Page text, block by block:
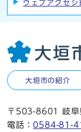
ウェブアクセシ
大垣市の紹介
〒503-8601 岐阜
電話：0584-81-